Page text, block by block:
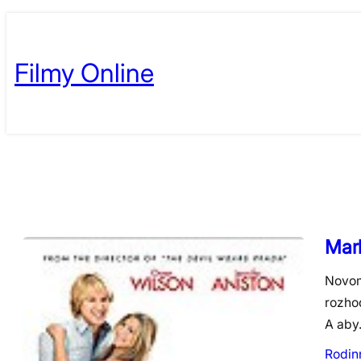
content
Filmy Online
A